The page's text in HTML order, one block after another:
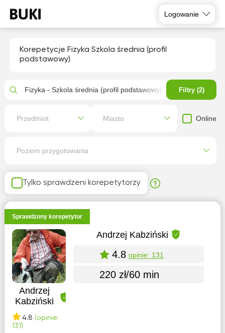
Logowanie
Korepetycje Fizyka Szkola średnia (profil
podstawowy)
Tylko sprawdzeni korepetytorzy
Sprawdzony korepetytor
Andrzej
Kabziński
4.8 (opinie:
131)
Andrzej Kabziński
4.8 opinie: 131
220 zł/60 min
Fizyka - Szkola średnia (profil podstawowy) Filtry (2)
Przedmiot Miasto Online
Poziom przygotowania